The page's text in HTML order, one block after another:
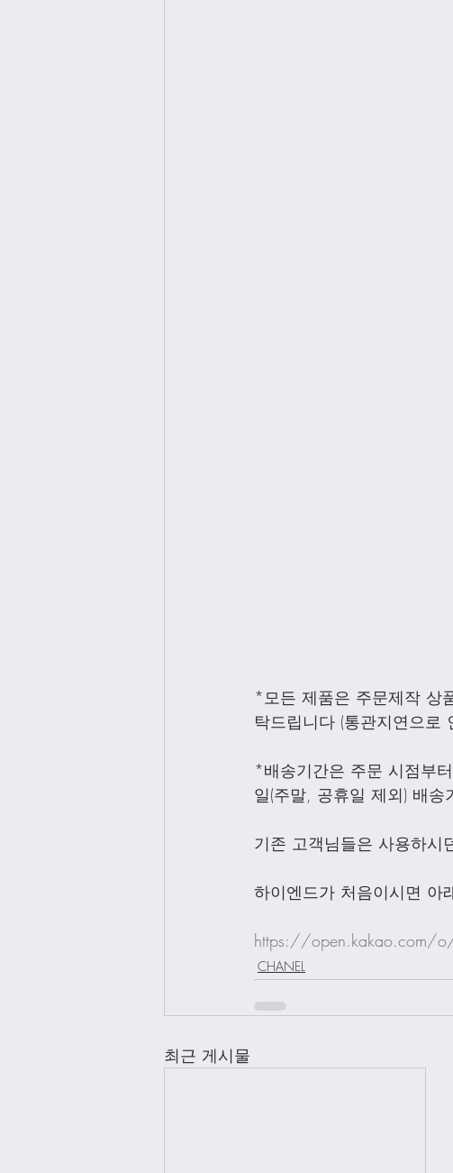
*모든 제품은 주문제작 상
탁드립니다 (통관지연으
*배송기간은 주문 시점부
일(주말, 공휴일 제외) 배
기존 고객님들은 사용하시
하이엔드가 처음이시면 아
https://open.kakao.com/
CHANEL
최근 게시물